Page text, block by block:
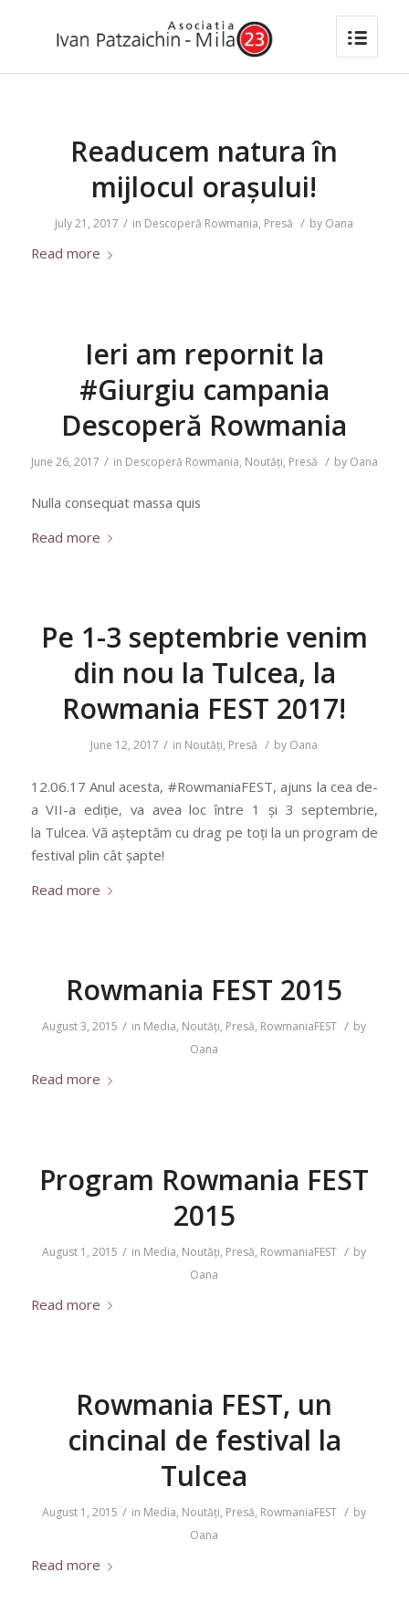
Readucem natura în
mijlocul orașului!
July 21, 2017 / in Descoperă Rowmania, Presă / by Oana
Read more
Ieri am repornit la
#Giurgiu campania
Descoperă Rowmania
June 26, 2017 / in Descoperă Rowmania, Noutăți, Presă / by Oana
Nulla consequat massa quis
Read more
Pe 1-3 septembrie venim
din nou la Tulcea, la
Rowmania FEST 2017!
June 12, 2017 / in Noutăți, Presă / by Oana
12.06.17 Anul acesta, #RowmaniaFEST, ajuns la cea de-
a VII-a ediție, va avea loc între 1 și 3 septembrie,
la Tulcea. Vă așteptăm cu drag pe toți la un program de
festival plin cât șapte!
Read more
Rowmania FEST 2015
August 3, 2015 / in Media, Noutăți, Presă, RowmaniaFEST / by
Oana
Read more
Program Rowmania FEST
2015
August 1, 2015 / in Media, Noutăți, Presă, RowmaniaFEST / by
Oana
Read more
Rowmania FEST, un
cincinal de festival la
Tulcea
August 1, 2015 / in Media, Noutăți, Presă, RowmaniaFEST / by
Oana
Read more